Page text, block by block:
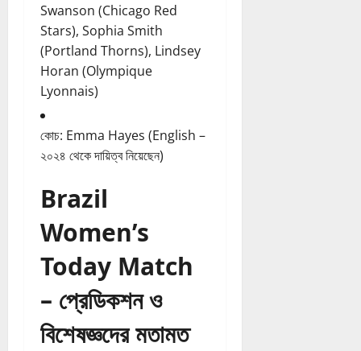
Swanson (Chicago Red
Stars), Sophia Smith
(Portland Thorns), Lindsey
Horan (Olympique
Lyonnais)
কোচ: Emma Hayes (English –
২০২৪ থেকে দায়িত্ব নিয়েছেন)
Brazil
Women’s
Today Match
– প্রেডিকশন ও
বিশেষজ্ঞদের মতামত